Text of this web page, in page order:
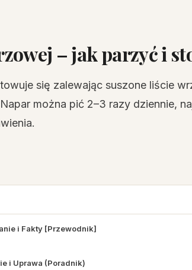
– jak parzyć i
się zalewając suszone liście
można pić 2–3 razy dziennie,
i Fakty [Przewodnik]
i Uprawa (Poradnik)